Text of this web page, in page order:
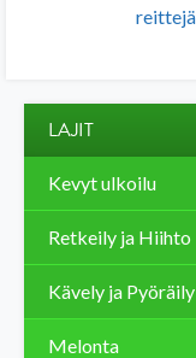
reittejä
LAJIT
Kevyt ulkoilu
Retkeily ja Hiihto
Kävely ja Pyöräily
Melonta